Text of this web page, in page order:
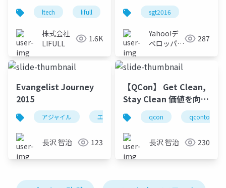
ら
ltech lifull lifull home's engineering
株式会社
LIFULL
1.6K
sgt2016
Yahoo!デ
ベロッパー
ク
287
Evangelist Journey
2015
アジャイル エバンジェリズム チーム開発
長沢 智治 123
【QCon】 Get Clean,
Stay Clean 価値を向上
し続けるための秘訣
qcon qcontokyo
長沢 智治 230